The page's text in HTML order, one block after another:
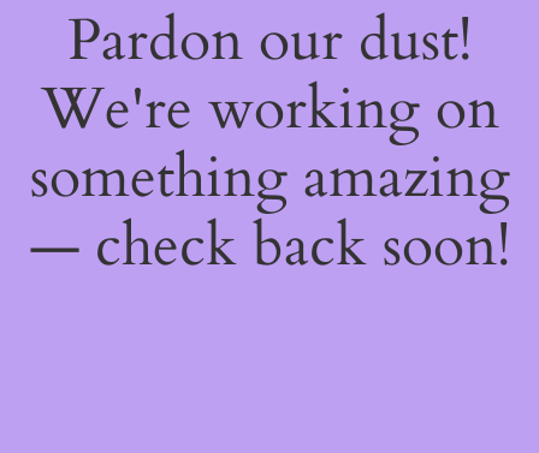
Pardon our dust!
We're working on
something amazing
— check back soon!